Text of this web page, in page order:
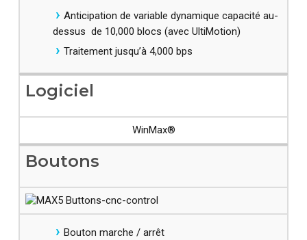
Anticipation de variable dynamique capacité au-
dessus de 10,000 blocs (avec UltiMotion)
Traitement jusqu’à 4,000 bps​
Logiciel
WinMax®​
Boutons​
Bouton marche / arrêt